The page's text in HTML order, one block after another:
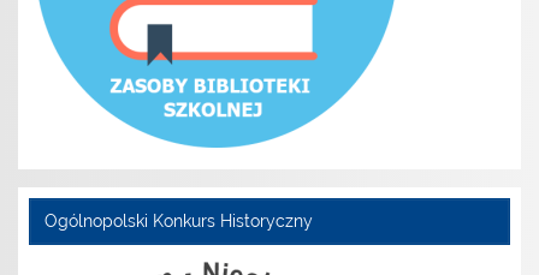
Ogólnopolski Konkurs Historyczny